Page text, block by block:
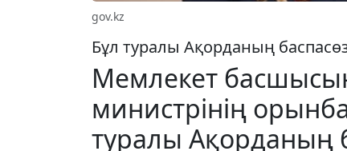
gov.kz
Бұл туралы Ақорданың
Мемлекет
министрінің
туралы Ақорданың